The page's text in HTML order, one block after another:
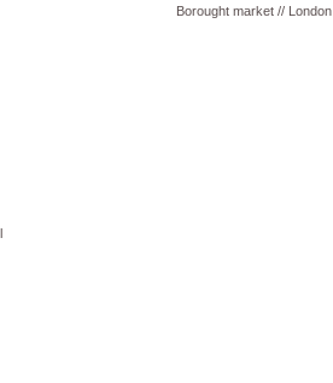
Borought market // London